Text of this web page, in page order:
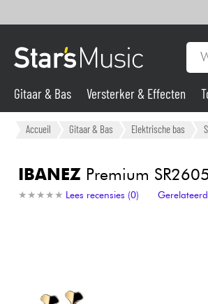
Gitaar & Bas
Synths & samplers
Gitaar & Bas Versterker & Effecten
Accueil Gitaar & Bas Elektrische bas
IBANEZPremium
★ ★ ★ ★ ★
★ ★ ★ ★ ★ Lees recensies (0)